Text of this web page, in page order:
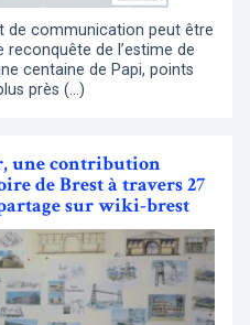
de communication peut être
de l’estime de
centaine de Papi, points
près (…)
une contribution
de Brest à travers 27
sur wiki-brest